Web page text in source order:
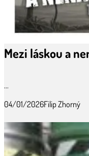
Mezi láskou a
...
04/01/2026Filip Zhorný